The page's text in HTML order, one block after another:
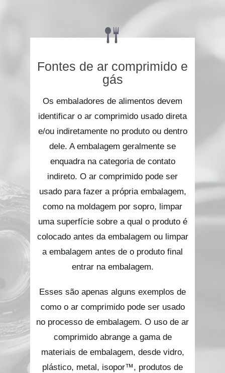
Fontes de ar comprimido e
gás
Os embaladores de alimentos devem
identificar o ar comprimido usado direta
e/ou indiretamente no produto ou dentro
dele. A embalagem geralmente se
enquadra na categoria de contato
indireto. O ar comprimido pode ser
usado para fazer a própria embalagem,
como na moldagem por sopro, limpar
uma superfície sobre a qual o produto é
colocado antes da embalagem ou limpar
a embalagem antes de o produto final
entrar na embalagem.
Esses são apenas alguns exemplos de
como o ar comprimido pode ser usado
no processo de embalagem. O uso de ar
comprimido abrange a gama de
materiais de embalagem, desde vidro,
plástico, metal, isopor™, produtos de